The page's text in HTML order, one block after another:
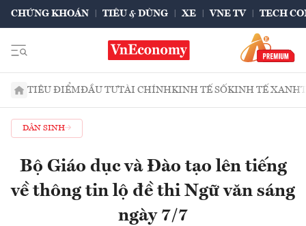
CHỨNG KHOÁN TIÊU & DÙNG XE VNE TV TECH
TIÊU ĐIỂMĐẦU TƯTÀI CHÍNHKINH TẾ SỐKINH TẾ XANH
DÂN SINH
Bộ Giáo dục và Đào tạo lên tiếng
về thông tin lộ đề thi Ngữ văn sáng
ngày 7/7